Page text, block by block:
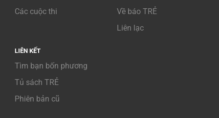
Các cuộc thi
Về báo TRẺ
Liên lạc
LIÊN KẾT
Tìm bạn bốn phương
Tủ sách TRẺ
Phiên bản cũ